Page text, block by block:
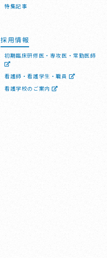
特集記事
採用情報
初期臨床研修医・専攻医・常勤医師
看護師・看護学生・職員
看護学校のご案内